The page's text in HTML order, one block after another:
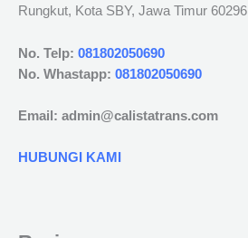
Rungkut, Kota SBY, Jawa Timur 60296
No. Telp: 081802050690
No. Whastapp: 081802050690
Email: admin@calistatrans.com
HUBUNGI KAMI